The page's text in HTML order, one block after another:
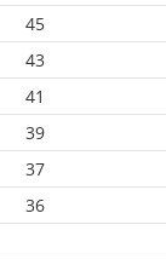
45
43
41
39
37
36